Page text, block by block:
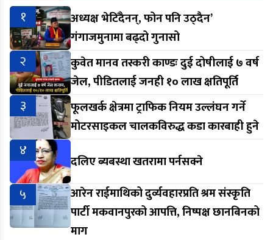
१
अध्यक्ष भेटिँदैनन्, फोन पनि उठ्दैन’
गंगाजमुनामा बढ्दो गुनासो
२
कुवेत मानव तस्करी काण्डः दुई दोषीलाई ७ वर्ष
जेल, पीडितलाई जनही १० लाख क्षतिपूर्ति
३
फूलखर्क क्षेत्रमा ट्राफिक नियम उल्लंघन गर्ने
मोटरसाइकल चालकविरुद्ध कडा कारबाही हुने
४
दलिए ब्यबस्था खतरामा पर्नसक्ने
५
आरेन राईमाथिको दुर्व्यवहारप्रति श्रम संस्कृति
पार्टी मकवानपुरको आपत्ति, निष्पक्ष छानबिनको
माग